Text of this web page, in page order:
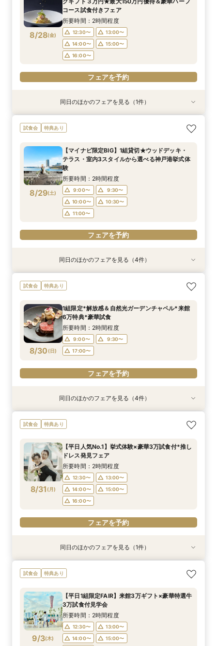
8/27(木) 12:30〜
13:00〜
14:00〜
15:00〜
16:00〜
フェアを予約
8/28(金)
コース試食付きフェア
所要時間：2時間程度
12:30〜
13:00〜
14:00〜
15:00〜
16:00〜
フェアを予約
特典あり
8/28(金)
【6名様～少人数貸切OK】20名89万円～♪ご家
族＆ご友人様と過ごすアットホームウェディング
メージを膨らませる全館見学ツアー☆
所要時間：2時間程度
14:00〜
15:00〜
16:00〜
フェアを予約
同日のほかのフェアを見る（1件）
試食会 特典あり
8/29(土)
【マイナビ限定BIG】1組貸切★ウッドデッキ・
テラス・室内3スタイルから選べる神戸港挙式体
験
所要時間：2時間程度
9:00〜
9:30〜
10:00〜
10:30〜
11:00〜
フェアを予約
特典あり
8/29(土
【ナイトウェディング歓迎】神戸の海×1000万ド
ルの夜景で叶える特別な夜のウェディングパー
所要時間：2時間程度
10:00〜
10:30〜
11:00〜
フェアを予約
特典あり
8/29(土
マイナビ限定＼結婚式どうしたいかわからない方
へ／GOOD WEDDING AWARD2025ベスト50受
会★試食付・来館カタログギフト最大3万円
所要時間：2時間程度
10:00〜
10:30〜
11:00〜
フェアを予約
特典あり
8/29(土
【2件目以降限定】持込無料×自由スタイル★最
大1万ギフト券付
9:00〜
9:30〜
10:00〜
10:30〜
11:00〜
特典あり
8/29(土
【人気グルメサイト★4.72】評判のレストラン
料理試食付き相談会
9:00〜
9:30〜
10:00〜
10:30〜
11:00〜
同日のほかのフェアを見る（4件）
試食会 特典あり
8/30 (日)
1組限定*解放感＆自然光ガーデンチャペル*来館
6万特典*豪華試食
所要時間：2時間程度
9:00〜
9:30〜
17:00〜
フェアを予約
特典あり
8/30(日)
【料理重視の方へ】6名〜家族で貸切♪神戸の海×
シェフ特製試食×じっくり安心相談会
9:00〜
9:30〜
17:00〜
フェアを予約
特典あり
8/30(日)
【愛する家族と叶える感動の1日】挙式参列OK*
ペット連れ婚相談会
9:00〜
9:30〜
17:00〜
フェアを予約
特典あり
8/30(日)
年内ウェディングがお得に間に合う！安心準備＆
試食付きフェア
9:00〜
9:30〜
17:00〜
フェアを予約
特典あり
8/30(日)
SNSで670万回再生!「心を動かす結婚式」相談
フェア
9:00〜
9:30〜
17:00〜
フェアを予約
同日のほかのフェアを見る（4件）
試食会 特典あり
8/31 (月)
【平日人気No.1】挙式体験×豪華3万試食付*推し
ドレス発見フェア
所要時間：2時間程度
12:30〜
13:00〜
14:00〜
15:00〜
16:00〜
フェアを予約
特典あり
8/31(月)
【6名様～少人数貸切OK】20名89万円～♪ご家
族＆ご友人様と過ごすアットホームウェディング
メージを膨らませる全館見学ツアー☆
所要時間：2時間程度
14:00〜
15:00〜
16:00〜
同日のほかのフェアを見る（1件）
試食会 特典あり
9/3(木)
【平日1組限定FAIR】来館3万ギフト×豪華特選牛
3万試食付見学会
所要時間：2時間程度
12:30〜
13:00〜
14:00〜
15:00〜